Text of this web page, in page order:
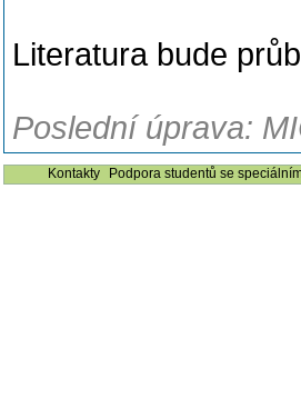
Literatura bude
Poslední úprava:
Kontakty
Podpora studentů se